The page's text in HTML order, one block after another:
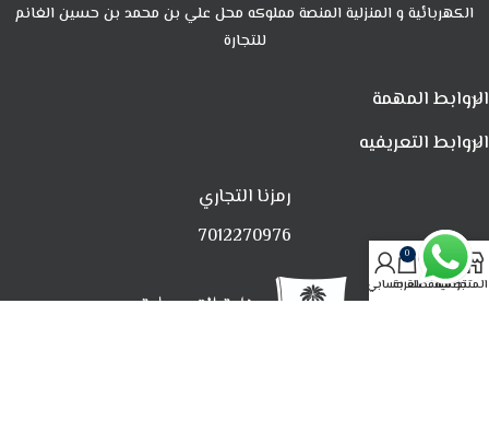
الكهربائية و المنزلية المنصة مملوكه محل علي بن محمد بن حسين الغانم
للتجارة
الروابط المهمة
الروابط التعريفيه
رمزنا التجاري
7012270976
المتجرتصفيةالمفضلة
0
العربةحسابي